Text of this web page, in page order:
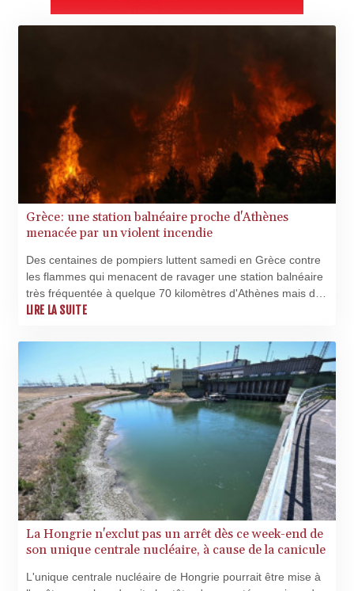
Grèce: une station balnéaire proche d'Athènes
menacée par un violent incendie
Des centaines de pompiers luttent samedi en Grèce contre
les flammes qui menacent de ravager une station balnéaire
très fréquentée à quelque 70 kilomètres d'Athènes mais des
vents violents compliquent fortement leur tâche.
LIRE LA SUITE
La Hongrie n'exclut pas un arrêt dès ce week-end de
son unique centrale nucléaire, à cause de la canicule
L'unique centrale nucléaire de Hongrie pourrait être mise à